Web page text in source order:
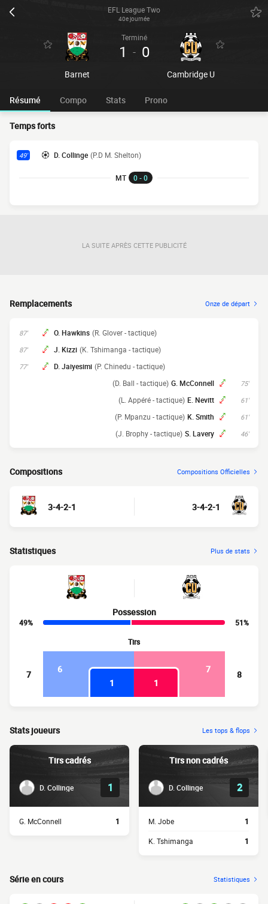
EFL League Two
40e journée
Barnet
Terminé
1 - 0
Cambridge U
Résumé Compo Stats Prono
Temps forts
49' D. Collinge (P.D M. Shelton)
MT 0 - 0
LA SUITE APRÈS CETTE PUBLICITÉ
Remplacements Onze de départ
87' O. Hawkins (R. Glover - tactique)
87' J. Kizzi (K. Tshimanga - tactique)
77' D. Jaiyesimi (P. Chinedu - tactique)
75'
G. McConnell
(D. Ball - tactique)
61'
E. Nevitt
(L. Appéré - tactique)
61'
K. Smith
(P. Mpanzu - tactique)
46'
S. Lavery
(J. Brophy - tactique)
Compositions Compositions Officielles
3-4-2-1 3-4-2-1
Statistiques Plus de stats
Possession
49%
51%
Tirs
7 6
7
1
1
8
Stats joueurs Les tops & flops
Tirs cadrés
D. Collinge 1
G. McConnell 1
Tirs non cadrés
D. Collinge 2
M. Jobe 1
K. Tshimanga 1
Série en cours Statistiques